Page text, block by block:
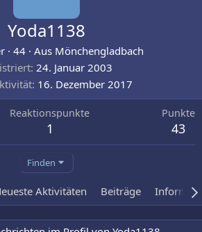
Yoda1138
· 44 · Aus Mönchengladbach
24. Januar 2003
16. Dezember 2017
Reaktionspunkte
1
Punkte
43
Finden
Aktivitäten Beiträge